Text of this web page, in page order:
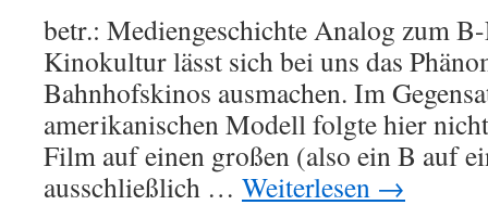
betr.: Mediengeschichte Analog zum
Kinokultur lässt sich bei uns das
Bahnhofskinos ausmachen. Im
amerikanischen Modell folgte hier
Film auf einen großen (also ein B auf
ausschließlich … Weiterlesen →